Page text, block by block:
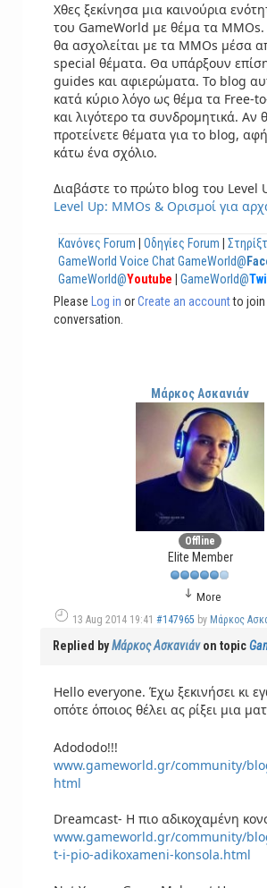
Χθες ξεκίνησα μια καινούρια
του GameWorld με θέμα τα MMOs.
θα ασχολείται με τα MMOs μέσα
special θέματα. Θα υπάρξουν
guides και αφιερώματα. Το blog
κατά κύριο λόγο ως θέμα τα Free-
και λιγότερο τα συνδρομητικά. Αν
προτείνετε θέματα για το blog,
κάτω ένα σχόλιο.
Διαβάστε το πρώτο blog του Level
Level Up: ΜΜΟs & Ορισμοί για
Κανόνες Forum Οδηγίες Forum
GameWorld Voice ChatGameWorld@
GameWorld@Youtube GameWorld@
Please Log in orCreate an accountto join
conversation.
Μάρκος Ασκανιάν
Offline
Elite Member
More
13 Aug 2014 19:41 #147965 by Μάρκος
Replied byΜάρκος Ασκανιάνon topic
Hello everyone. Έχω ξεκινήσει κι
οπότε όποιος θέλει ας ρίξει μια
Adododo!!!
www.gameworld.gr/community/
html
Dreamcast- Η πιο αδικοχαμένη
www.gameworld.gr/community/
t-i-pio-adikoxameni-konsola.html